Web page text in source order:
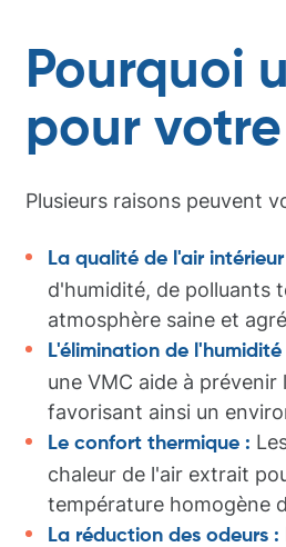
Pourquoi
pour
Plusieurs raisons peuvent
La qualité de l'air intérieur
d'humidité, de polluants
atmosphère saine et
L'élimination de l'humidité
une VMC aide à
favorisant ainsi un
Le confort thermique :
chaleur de l'air extrait
température homogène
La réduction des odeurs :